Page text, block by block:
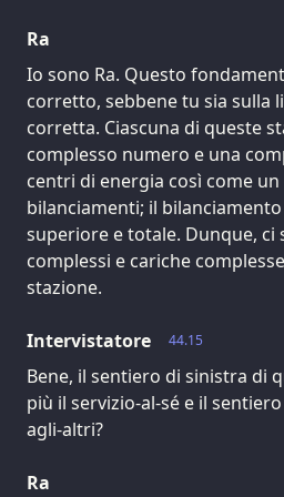
Ra
Io sono Ra. Questo
corretto, sebbene tu sia sulla
corretta. Ciascuna di queste
complesso numero e una
centri di energia così come
bilanciamenti; il
superiore e totale. Dunque, ci
complessi e cariche
stazione.
44.15
Intervistatore
Bene, il sentiero di sinistra di
più il servizio-al-sé e il
agli-altri?
Ra